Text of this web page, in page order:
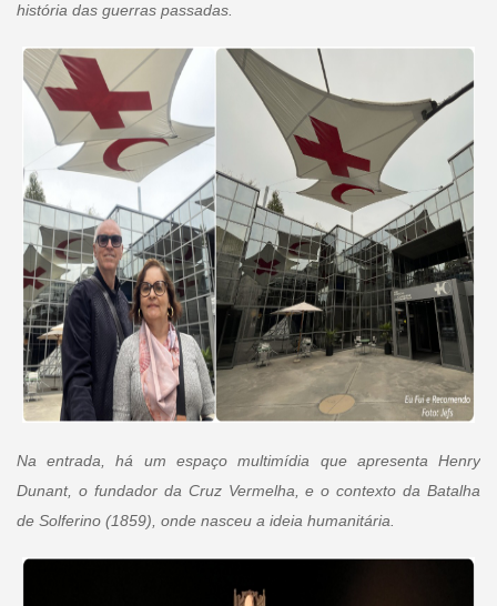
história das guerras passadas.
Na entrada, há um espaço multimídia que apresenta Henry
Dunant, o fundador da Cruz Vermelha, e o contexto da Batalha
de Solferino (1859), onde nasceu a ideia humanitária.